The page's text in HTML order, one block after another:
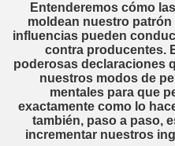
Entenderemos cómo
moldean nuestro
influencias pueden
contra producentes.
poderosas declaraciones
nuestros modos de
mentalespara que
exactamentecomo lo
también, paso a paso,
incrementar nuestros